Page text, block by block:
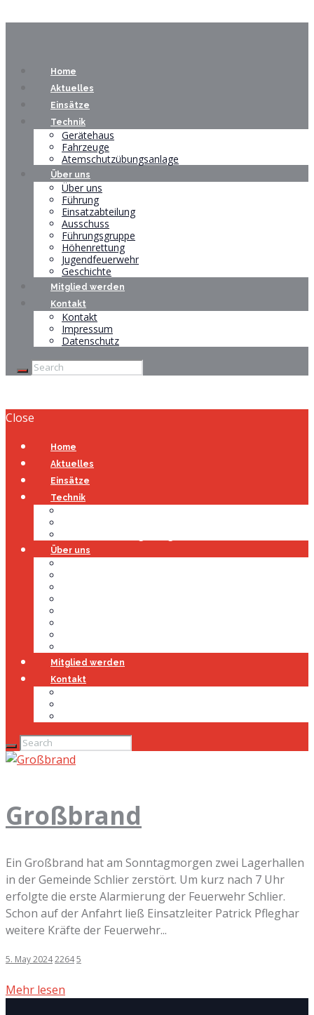
Home
Aktuelles
Einsätze
Technik
Gerätehaus
Fahrzeuge
Atemschutzübungsanlage
Über uns
Über uns
Führung
Einsatzabteilung
Ausschuss
Führungsgruppe
Höhenrettung
Jugendfeuerwehr
Geschichte
Mitglied werden
Kontakt
Kontakt
Impressum
Datenschutz
Close
Home
Aktuelles
Einsätze
Technik
Über uns
Mitglied werden
Kontakt
Großbrand
Ein Großbrand hat am Sonntagmorgen zwei Lagerhallen
in der Gemeinde Schlier zerstört. Um kurz nach 7 Uhr
erfolgte die erste Alarmierung der Feuerwehr Schlier.
Schon auf der Anfahrt ließ Einsatzleiter Patrick Pfleghar
weitere Kräfte der Feuerwehr...
5. May 202422645
Mehr lesen